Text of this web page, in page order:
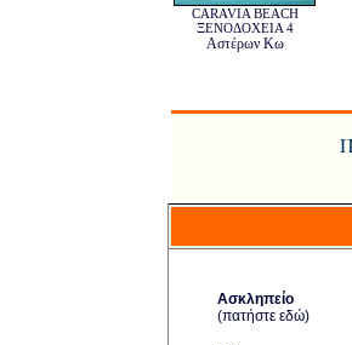
CARAVIA BEACH
ΞΕΝΟΔΟΧΕΙΑ 4
Αστέρων Κω
Ασκληπείο
(πατήστε εδώ)